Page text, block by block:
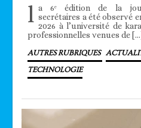
l a 6ᵉ édition de la
secrétaires a été observé
2026 à l’université de
professionnelles venues de
AUTRES RUBRIQUES
TECHNOLOGIE